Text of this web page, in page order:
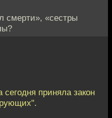
смерти», «сестры
приняла закон